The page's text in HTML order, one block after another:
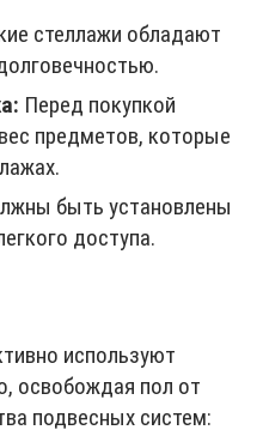
стеллажи обладают
Перед покупкой
предметов, которые
быть установлены
доступа.
используют
освобождая пол от
подвесных систем: